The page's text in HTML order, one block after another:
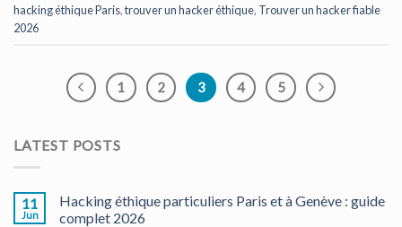
hacking éthique Paris,trouver un hacker éthique, Trouver un hacker fiable
2026
1 2 3 4 5
LATEST POSTS
11
Jun
Hacking éthique particuliers Paris et à Genève : guide
complet 2026